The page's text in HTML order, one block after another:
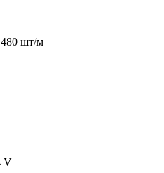
480 шт/м
V